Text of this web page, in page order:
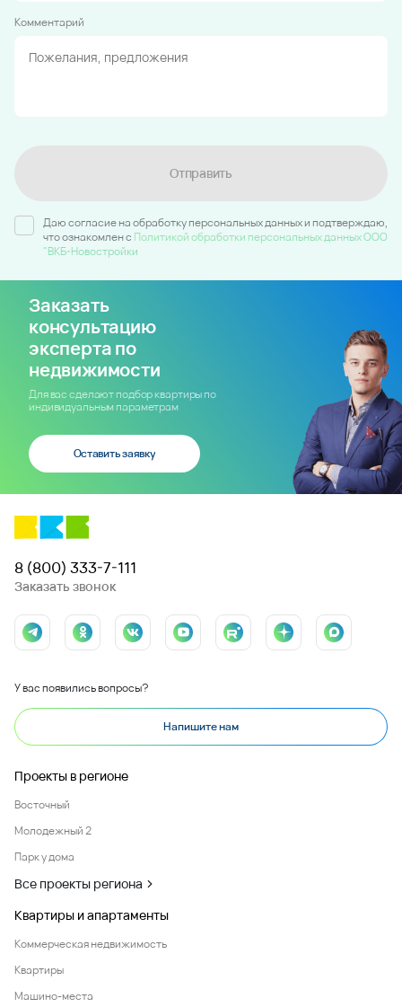
Комментарий
Отправить
Даю согласие на обработку персональных данных и подтверждаю,
что ознакомлен c Политикой обработки персональных данных ООО
"ВКБ-Новостройки
Заказать
консультацию
эксперта по
недвижимости
Для вас сделают подбор квартиры по
индивидуальным параметрам
Оставить заявку
8 (800) 333-7-111
Заказать звонок
У вас появились вопросы?
Напишите нам
Проекты в регионе
Восточный
Молодежный 2
Парк у дома
Все проекты региона
Квартиры и апартаменты
Коммерческая недвижимость
Квартиры
Машино-места